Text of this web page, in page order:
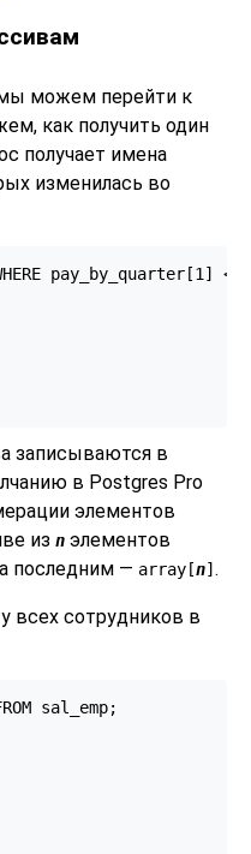
можем перейти к
как получить один
получает имена
изменилась во
WHERE pay_by_quarter[1]
записываются в
в Postgres Pro
элементов
из n элементов
последним — array[n] .
всех сотрудников в
sal_emp;